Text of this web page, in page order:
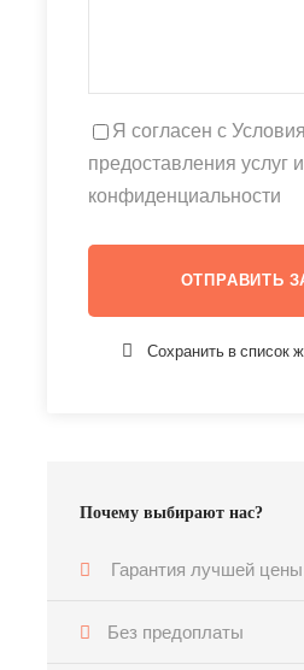
Я согласен с
предоставления
конфиденциальности
Сохранить в список
Почему выбирают нас?
Гарантия лучшей цены
Без предоплаты